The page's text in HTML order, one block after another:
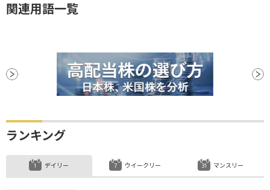
関連用語一覧
ランキング
デイリー ウイークリー マンスリー